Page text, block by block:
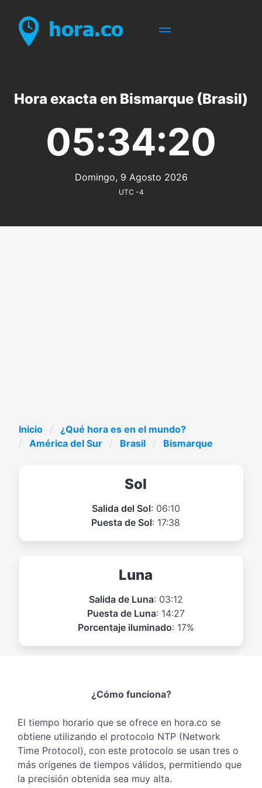
Hora exacta en Bismarque (Brasil)
05:34:20
Domingo, 9 Agosto 2026
UTC -4
Inicio
¿Qué hora es en el mundo?
América del Sur
Brasil Bismarque
Sol
Salida del Sol: 06:10
Puesta de Sol: 17:38
Luna
Salida de Luna: 03:12
Puesta de Luna: 14:27
Porcentaje iluminado: 17%
¿Cómo funciona?
El tiempo horario que se ofrece en hora.co se
obtiene utilizando el protocolo NTP (Network
Time Protocol), con este protocolo se usan tres o
más orígenes de tiempos válidos, permitiendo que
la precisión obtenida sea muy alta.